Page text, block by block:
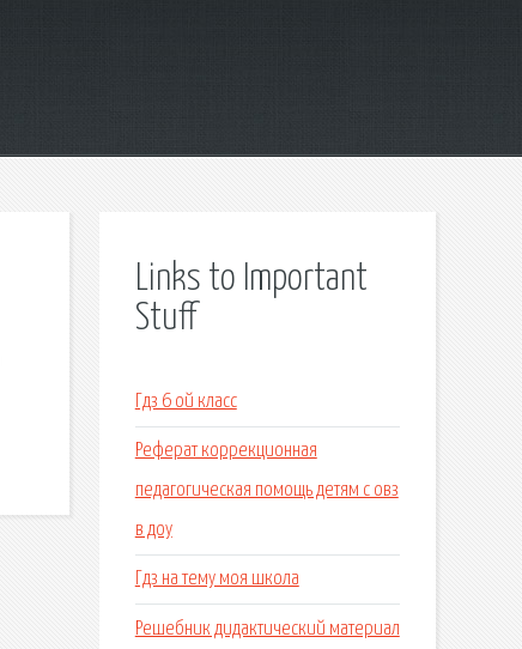
Links to Important
Stuff
Гдз 6 ой класс
Реферат коррекционная
педагогическая помощь детям с овз
в доу
Гдз на тему моя школа
Решебник дидактический материал